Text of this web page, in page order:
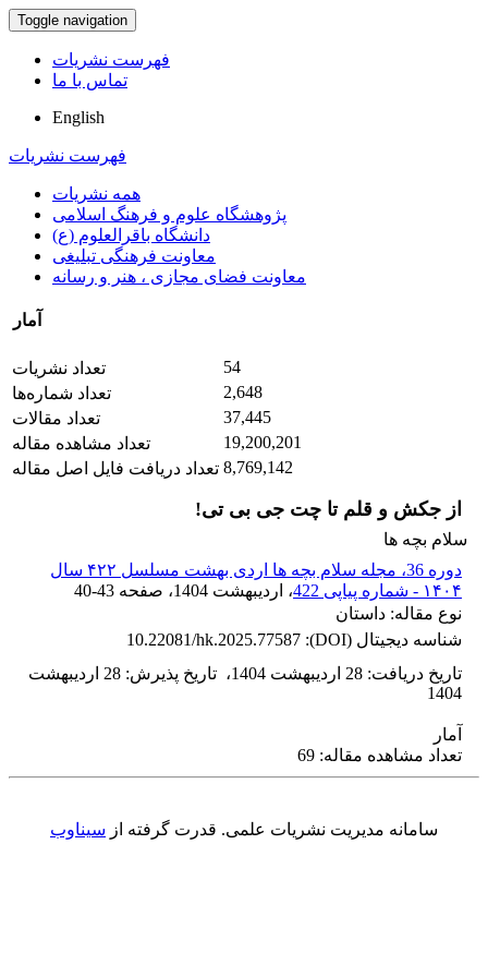
Toggle navigation
فهرست نشریات
تماس با ما
English
فهرست نشریات
همه نشریات
پژوهشگاه علوم و فرهنگ اسلامی
دانشگاه باقرالعلوم (ع)
معاونت فرهنگی تبلیغی
معاونت فضای مجازی ، هنر و رسانه
آمار
تعداد نشریات
54
تعداد شماره‌ها
2,648
تعداد مقالات
37,445
تعداد مشاهده مقاله
19,200,201
تعداد دریافت فایل اصل مقاله 8,769,142
از جکش و قلم تا چت جی بی تی!
سلام بچه ها
دوره 36، مجله سلام بچه ها اردی بهشت مسلسل ۴۲۲ سال
۱۴۰۴ - شماره پیاپی 422
، اردیبهشت 1404 ، صفحه 40-43
نوع مقاله: داستان
شناسه دیجیتال (DOI):
10.22081/hk.2025.77587
تاریخ دریافت: 28 اردیبهشت 1404 ، تاریخ پذیرش:
28 اردیبهشت
1404
آمار
تعداد مشاهده مقاله: 69
سامانه مدیریت نشریات علمی. قدرت گرفته از سیناوب